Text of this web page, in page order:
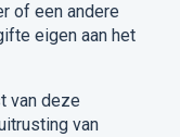
of een andere
eigen aan het
van deze
van